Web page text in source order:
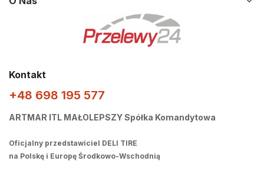
Kontakt
+48 698 195 577
ARTMAR ITL MAŁOLEPSZY Spółka Komandytowa
Oficjalny przedstawiciel DELI TIRE
na Polskę i Europę Środkowo-Wschodnią